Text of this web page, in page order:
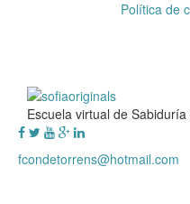
Política de
Escuela virtual de
fcondetorrens@hotmail.com